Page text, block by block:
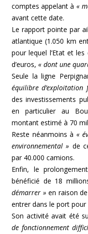
comptes appelant à «
avant cette date.
Le rapport pointe par
atlantique (1.050 km
pour lequel l’Etat et
d’euros, « dont une
Seule la ligne
équilibre d’exploitation
des investissements
en particulier au
montant estimé à 70
Reste néanmoins à «
environnemental » de
par 40.000 camions.
Enfin, le
bénéficié de 18
démarrer » en raison
entrer dans le port
Son activité avait été
de fonctionnement